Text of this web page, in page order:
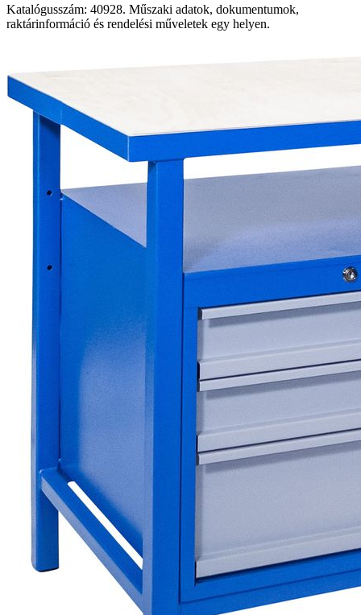
Katalógusszám: 40928. Műszaki adatok, dokumentumok,
raktárinformáció és rendelési műveletek egy helyen.